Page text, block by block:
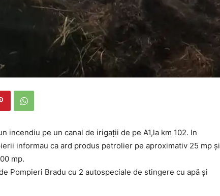
incendiu pe un canal de irigații de pe A1,la km 102. In
informau ca ard produs petrolier pe aproximativ 25 mp și
mp.
Pompieri Bradu cu 2 autospeciale de stingere cu apă și